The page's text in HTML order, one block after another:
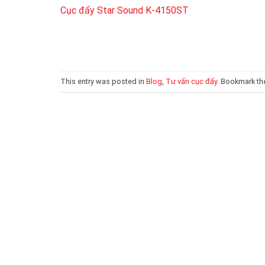
Cục đẩy Star Sound K-4150ST
This entry was posted in Blog Tư vấn cục đẩy. Bookmark